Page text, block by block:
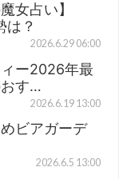
女占い】
は？
2026.6.29 06:00
ー2026年最
す…
2026.6.19 13:00
ビアガーデ
2026.6.5 13:00